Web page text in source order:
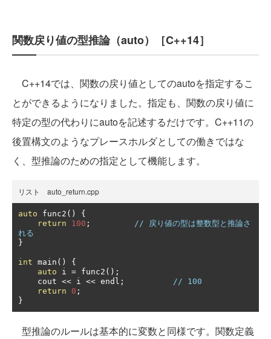
関数戻り値の型推論（auto）［C++14］
C++14では、関数の戻り値としてのautoを指定するこ
とができるようになりました。指定も、関数の戻り値に
特定の型の代わりにautoを記述するだけです。C++11の
後置構文のようなプレースホルダとしての働きではな
く、型推論のための指定として機能します。
リスト auto_return.cpp
auto func2 ()
{
return
100 ;
// 戻り値の型は整数型と推論さ
れる
}
int main ()
{
auto i = func2 ();
    cout
<< i << endl ;
// 100
return
0 ;
}
型推論のルールは基本的に変数と同様です。関数定義